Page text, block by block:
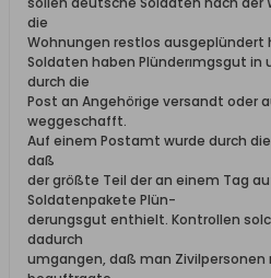
die
Wohnungen restlos ausgeplündert
Soldaten haben Plünderımgsgut in
durch die
Post an Angehörige versandt oder
weggeschafft.
Auf einem Postamt wurde durch
daß
der größte Teil der an einem Tag
Soldatenpakete Plün-
derungsgut enthielt. Kontrollen
dadurch
umgangen, daß man Zivilpersonen